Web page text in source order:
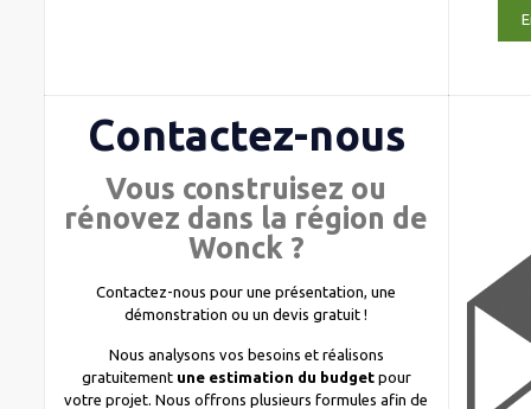
Contactez-nous
Vous construisez ou
rénovez dans la région de
Wonck ?
Contactez-nous pour une présentation, une
démonstration ou un devis gratuit !
Nous analysons vos besoins et réalisons
gratuitement une estimation du budgetpour
votre projet. Nous offrons plusieurs formules afin de